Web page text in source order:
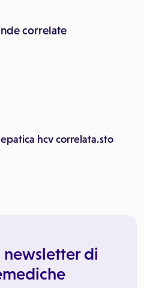
correlate
hcv correlata.sto
newsletter di